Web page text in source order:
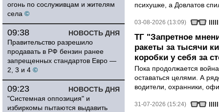
огонь по сослуживцам и жителям
села ©
НОВОСТЬ ДНЯ
09:38
Правительство разрешило
продавать в РФ бензин ранее
запрещенных стандартов Евро —
2, 3 и 4 ©
НОВОСТЬ ДНЯ
09:23
"Системная оппозиция" и
избиркомы пытаются выдавить
психушке, а Довлатов
03-08-2026 (13:09)
ТГ "Запретное
ракеты за тысячи
коробки у себя за
Пока продолжается
оставаться целями. А
водители, охранники,
31-07-2026 (15:24)